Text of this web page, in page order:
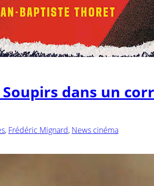
dans un
, Frédéric Mignard, News cinéma